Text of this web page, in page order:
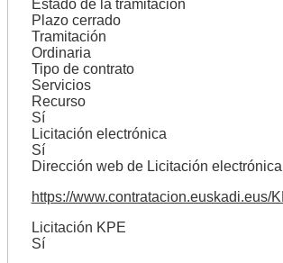
Estado de la tramitación
Plazo cerrado
Tramitación
Ordinaria
Tipo de contrato
Servicios
Recurso
Sí
Licitación electrónica
Sí
Dirección web de Licitación electrónica
https://www.contratacion.euskadi.eus/
Licitación KPE
Sí